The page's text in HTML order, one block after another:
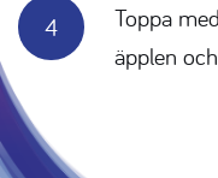
Toppa
äpplen